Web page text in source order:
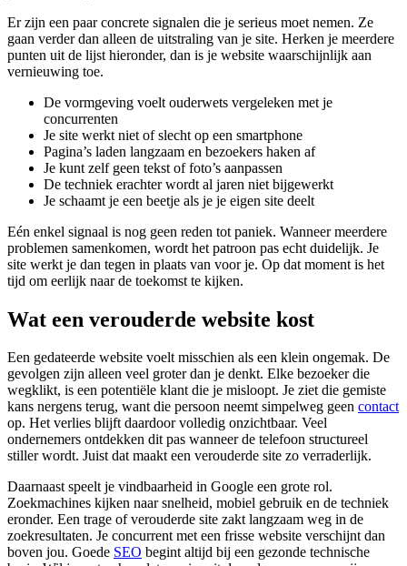
Er zijn een paar concrete signalen die je serieus moet nemen. Ze
gaan verder dan alleen de uitstraling van je site. Herken je meerdere
punten uit de lijst hieronder, dan is je website waarschijnlijk aan
vernieuwing toe.
De vormgeving voelt ouderwets vergeleken met je
concurrenten
Je site werkt niet of slecht op een smartphone
Pagina’s laden langzaam en bezoekers haken af
Je kunt zelf geen tekst of foto’s aanpassen
De techniek erachter wordt al jaren niet bijgewerkt
Je schaamt je een beetje als je je eigen site deelt
Eén enkel signaal is nog geen reden tot paniek. Wanneer meerdere
problemen samenkomen, wordt het patroon pas echt duidelijk. Je
site werkt je dan tegen in plaats van voor je. Op dat moment is het
tijd om eerlijk naar de toekomst te kijken.
Wat een verouderde website kost
Een gedateerde website voelt misschien als een klein ongemak. De
gevolgen zijn alleen veel groter dan je denkt. Elke bezoeker die
wegklikt, is een potentiële klant die je misloopt. Je ziet die gemiste
kans nergens terug, want die persoon neemt simpelweg geen contact
op. Het verlies blijft daardoor volledig onzichtbaar. Veel
ondernemers ontdekken dit pas wanneer de telefoon structureel
stiller wordt. Juist dat maakt een verouderde site zo verraderlijk.
Daarnaast speelt je vindbaarheid in Google een grote rol.
Zoekmachines kijken naar snelheid, mobiel gebruik en de techniek
eronder. Een trage of verouderde site zakt langzaam weg in de
zoekresultaten. Je concurrent met een frisse website verschijnt dan
boven jou. Goede SEO begint altijd bij een gezonde technische